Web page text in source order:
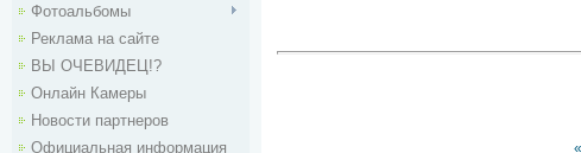
Фотоальбомы
Реклама на сайте
ВЫ ОЧЕВИДЕЦ!?
Онлайн Камеры
Новости партнеров
Официальная информация